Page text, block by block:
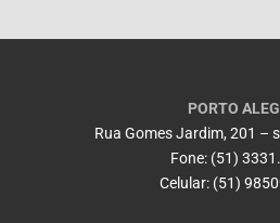
PORTO
Rua Gomes Jardim, 201 –
Fone: (51)
Celular: (51)